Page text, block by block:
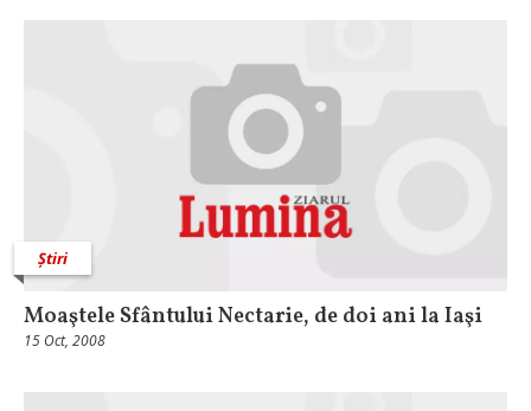
Știri
Moaştele Sfântului Nectarie, de doi ani la Iaşi
15 Oct, 2008